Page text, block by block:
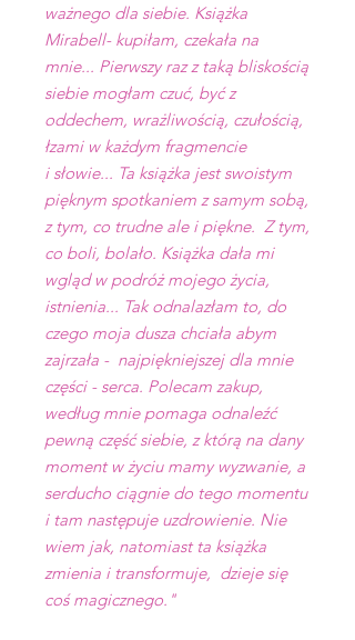
ważnego dla siebie. Książka
Mirabell- kupiłam, czekała na
mnie... Pierwszy raz z taką bliskością
siebie mogłam czuć, być z
oddechem, wrażliwością, czułością,
łzami w każdym fragmencie
i słowie... Ta książka jest swoistym
pięknym spotkaniem z samym sobą,
z tym, co trudne ale i piękne. Z tym,
co boli, bolało. Książka dała mi
wgląd w podróż mojego życia,
istnienia... Tak odnalazłam to, do
czego moja dusza chciała abym
zajrzała - najpiękniejszej dla mnie
części - serca. Polecam zakup,
według mnie pomaga odnaleźć
pewną część siebie, z którą na dany
moment w życiu mamy wyzwanie, a
serducho ciągnie do tego momentu
i tam następuje uzdrowienie. Nie
wiem jak, natomiast ta książka
zmienia i transformuje, dzieje się
coś magicznego."